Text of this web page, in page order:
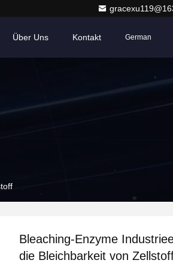
Über Uns Kontakt German
Bleaching-Enzyme
die Bleichbarkeit von